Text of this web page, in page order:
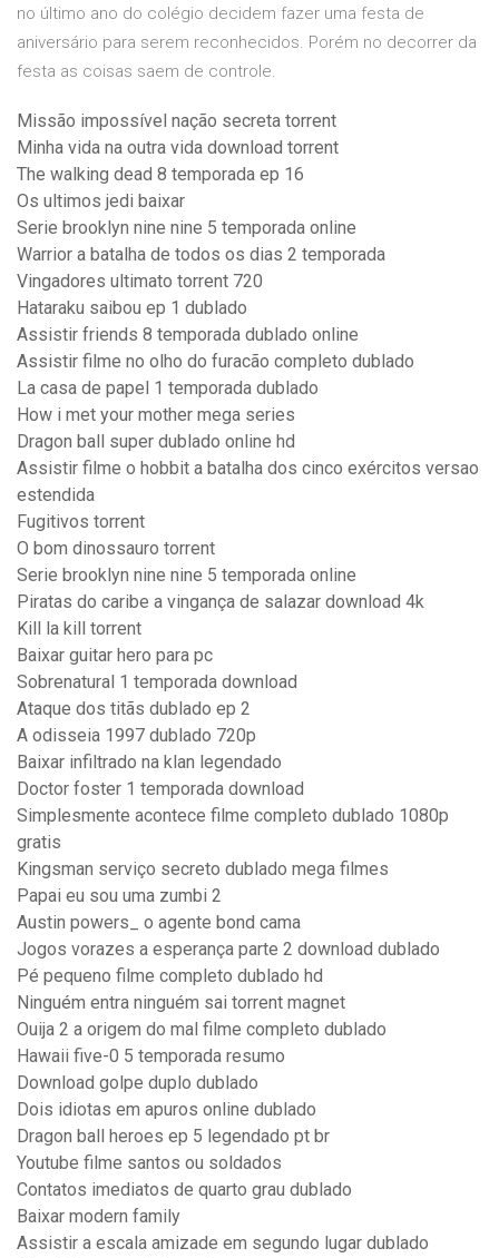
no último ano do colégio decidem fazer uma festa de
aniversário para serem reconhecidos. Porém no decorrer da
festa as coisas saem de controle.
Missão impossível nação secreta torrent
Minha vida na outra vida download torrent
The walking dead 8 temporada ep 16
Os ultimos jedi baixar
Serie brooklyn nine nine 5 temporada online
Warrior a batalha de todos os dias 2 temporada
Vingadores ultimato torrent 720
Hataraku saibou ep 1 dublado
Assistir friends 8 temporada dublado online
Assistir filme no olho do furacão completo dublado
La casa de papel 1 temporada dublado
How i met your mother mega series
Dragon ball super dublado online hd
Assistir filme o hobbit a batalha dos cinco exércitos versao
estendida
Fugitivos torrent
O bom dinossauro torrent
Serie brooklyn nine nine 5 temporada online
Piratas do caribe a vingança de salazar download 4k
Kill la kill torrent
Baixar guitar hero para pc
Sobrenatural 1 temporada download
Ataque dos titãs dublado ep 2
A odisseia 1997 dublado 720p
Baixar infiltrado na klan legendado
Doctor foster 1 temporada download
Simplesmente acontece filme completo dublado 1080p
gratis
Kingsman serviço secreto dublado mega filmes
Papai eu sou uma zumbi 2
Austin powers_ o agente bond cama
Jogos vorazes a esperança parte 2 download dublado
Pé pequeno filme completo dublado hd
Ninguém entra ninguém sai torrent magnet
Ouija 2 a origem do mal filme completo dublado
Hawaii five-0 5 temporada resumo
Download golpe duplo dublado
Dois idiotas em apuros online dublado
Dragon ball heroes ep 5 legendado pt br
Youtube filme santos ou soldados
Contatos imediatos de quarto grau dublado
Baixar modern family
Assistir a escala amizade em segundo lugar dublado